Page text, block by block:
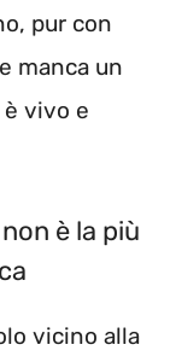
pur con
manca un
vivo e
è la più
vicino alla